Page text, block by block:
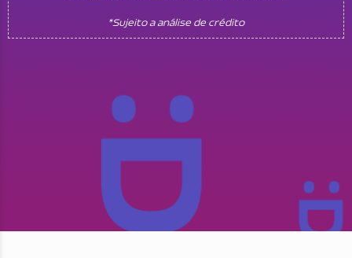
*Sujeito a análise de crédito